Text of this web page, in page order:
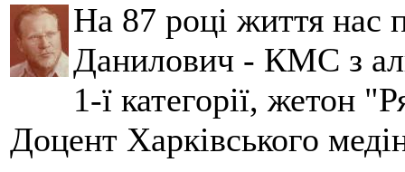
На 87 році життя нас
Данилович - КМС з
1-ї категорії, жетон
Доцент Харківського